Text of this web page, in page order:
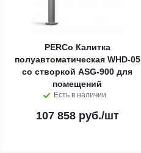
PERCo Калитка
полуавтоматическая WHD-05
со створкой ASG-900 для
помещений
Есть в наличии
107 858 руб./шт